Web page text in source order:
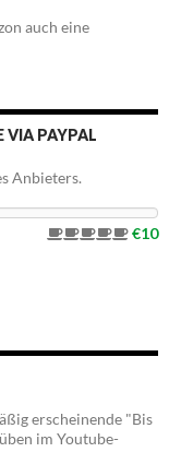
auch eine
VIA PAYPAL
Anbieters.
€10
erscheinende "Bis
im Youtube-